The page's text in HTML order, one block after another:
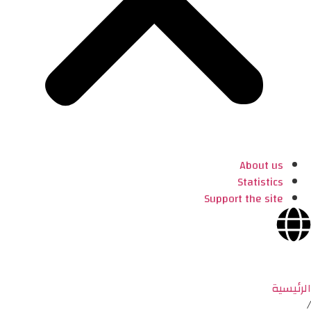
About us
Statistics
Support the site
الرئيسية
/